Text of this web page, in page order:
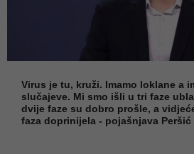
Virus je tu, kruži. Imamo loklane a
slučajeve. Mi smo išli u tri faze
dvije faze su dobro prošle, a
faza doprinijela - pojašnjava Peršić